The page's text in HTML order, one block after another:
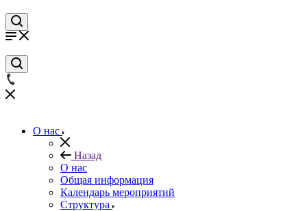
О нас
Назад
О нас
Общая информация
Календарь мероприятий
Структура